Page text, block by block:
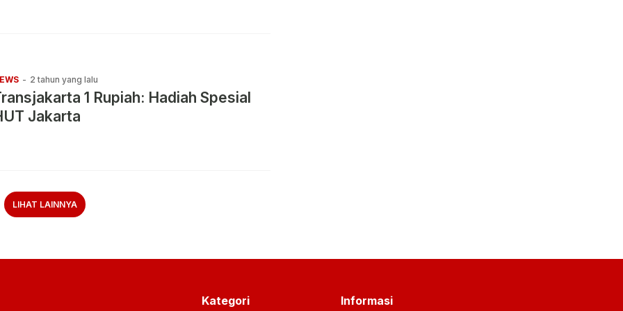
- 2 tahun yang lalu
1 Rupiah: Hadiah Spesial
Jakarta
LIHAT LAINNYA
Kategori Informasi